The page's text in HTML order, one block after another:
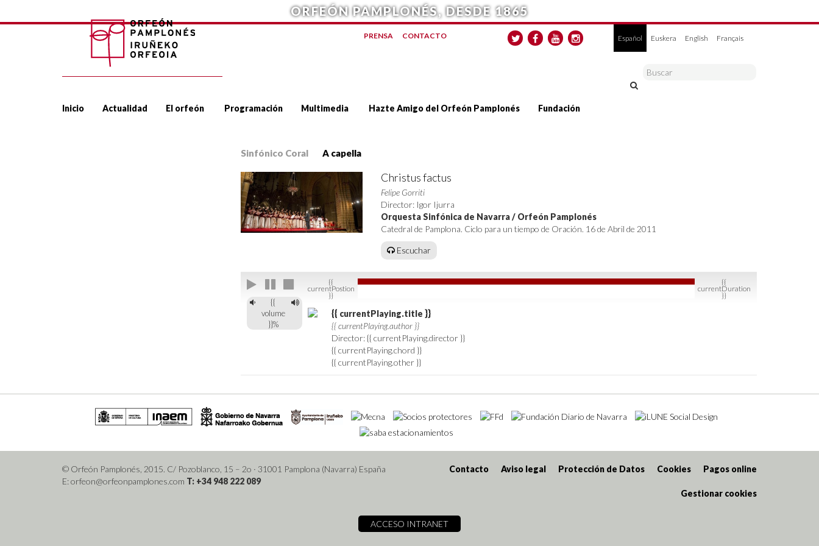
ORFEÓN PAMPLONÉS, DESDE 1865
Español Euskera English Français
PRENSA CONTACTO
Inicio Actualidad El orfeón Programación Multimedia Hazte Amigo del Orfeón Pamplonés Fundación
Sinfónico Coral A capella
Christus factus
Felipe Gorriti
Director: Igor Ijurra
Orquesta Sinfónica de Navarra / Orfeón Pamplonés
Catedral de Pamplona. Ciclo para un tiempo de Oración. 16 de Abril de 2011
Escuchar
{{
volume
}}%
{{
currentPostion
}}
{{
currentDuration
}}
{{ currentPlaying.title }}
{{ currentPlaying.author }}
Director: {{ currentPlaying.director }}
{{ currentPlaying.chord }}
{{ currentPlaying.other }}
© Orfeón Pamplonés, 2015. C/ Pozoblanco, 15 – 2o · 31001 Pamplona (Navarra) España
E: orfeon@orfeonpamplones.com T: +34 948 222 089
Contacto Aviso legal Protección de Datos Cookies Pagos online
Gestionar cookies
ACCESO INTRANET